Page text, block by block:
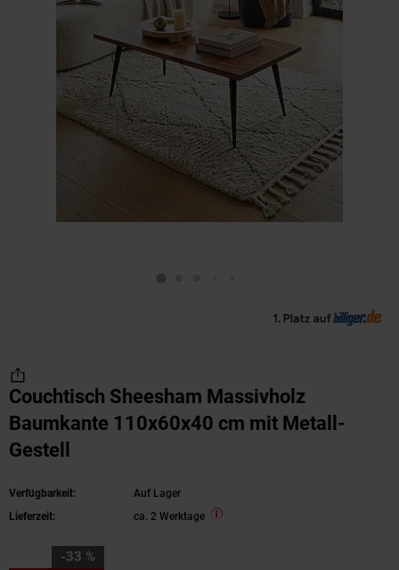
Couchtisch Sheesham Massivholz
Baumkante 110x60x40 cm mit Metall-
Gestell
Verfügbarkeit:
Auf Lager
Lieferzeit:
ca. 2 Werktage
-33 %
Sie Sparen 33 Prozent,